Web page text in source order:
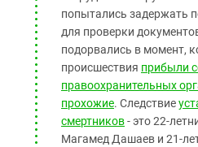
попытались задержать
для проверки
подорвались в момент,
происшествия прибыли
правоохранительных
прохожие. Следствие
смертников- это 22-
Магамед Дашаев и 21-